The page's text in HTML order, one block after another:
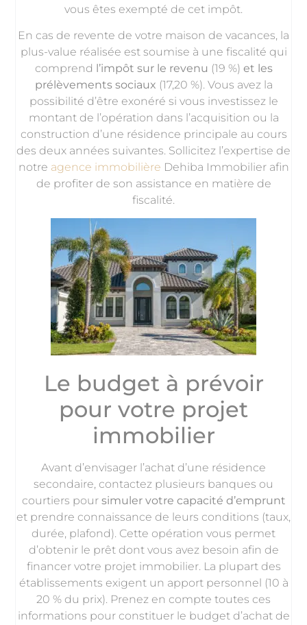
vous êtes exempté de cet impôt.
En cas de revente de votre maison de vacances, la
plus-value réalisée est soumise à une fiscalité qui
comprend l’impôt sur le revenu (19 %) et les
prélèvements sociaux (17,20 %). Vous avez la
possibilité d’être exonéré si vous investissez le
montant de l’opération dans l’acquisition ou la
construction d’une résidence principale au cours
des deux années suivantes. Sollicitez l’expertise de
notre agence immobilière Dehiba Immobilier afin
de profiter de son assistance en matière de
fiscalité.
Le budget à prévoir
pour votre projet
immobilier
Avant d’envisager l’achat d’une résidence
secondaire, contactez plusieurs banques ou
courtiers pour simuler votre capacité d’emprunt
et prendre connaissance de leurs conditions (taux,
durée, plafond). Cette opération vous permet
d’obtenir le prêt dont vous avez besoin afin de
financer votre projet immobilier. La plupart des
établissements exigent un apport personnel (10 à
20 % du prix). Prenez en compte toutes ces
informations pour constituer le budget d’achat de